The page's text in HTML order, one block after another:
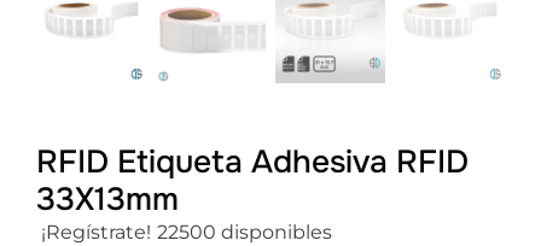
RFID Etiqueta Adhesiva RFID
33X13mm
¡Regístrate! 22500 disponibles